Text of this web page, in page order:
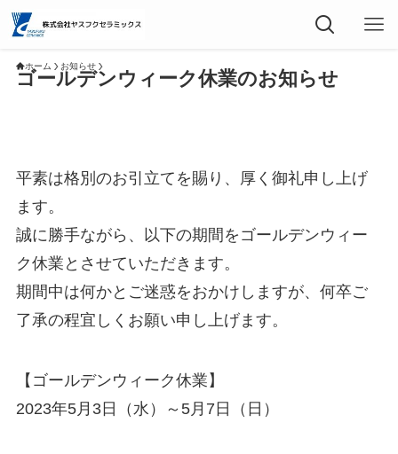
ホーム お知らせ
ゴールデンウィーク休業のお知らせ
平素は格別のお引立てを賜り、厚く御礼申し上げ
ます。
誠に勝手ながら、以下の期間をゴールデンウィー
ク休業とさせていただきます。
期間中は何かとご迷惑をおかけしますが、何卒ご
了承の程宜しくお願い申し上げます。
【ゴールデンウィーク休業】
2023年5月3日（水）～5月7日（日）